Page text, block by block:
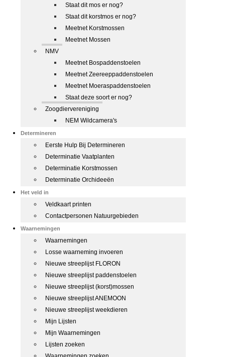
Staat dit mos er nog?
Staat dit korstmos er nog?
Meetnet Korstmossen
Meetnet Mossen
NMV
Meetnet Bospaddenstoelen
Meetnet Zeereeppaddenstoelen
Meetnet Moeraspaddenstoelen
Staat deze soort er nog?
Zoogdiervereniging
NEM Wildcamera's
Determineren
Eerste Hulp Bij Determineren
Determinatie Vaatplanten
Determinatie Korstmossen
Determinatie Orchideeën
Het veld in
Veldkaart printen
Contactpersonen Natuurgebieden
Waarnemingen
Waarnemingen
Losse waarneming invoeren
Nieuwe streeplijst FLORON
Nieuwe streeplijst paddenstoelen
Nieuwe streeplijst (korst)mossen
Nieuwe streeplijst ANEMOON
Nieuwe streeplijst weekdieren
Mijn Lijsten
Mijn Waarnemingen
Lijsten zoeken